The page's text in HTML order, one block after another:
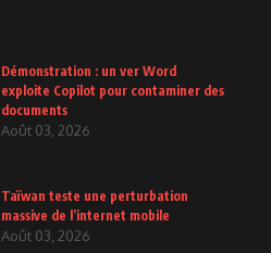
Démonstration : un ver Word
exploite Copilot pour contaminer des
documents
Août 03, 2026
Taïwan teste une perturbation
massive de l’internet mobile
Août 03, 2026